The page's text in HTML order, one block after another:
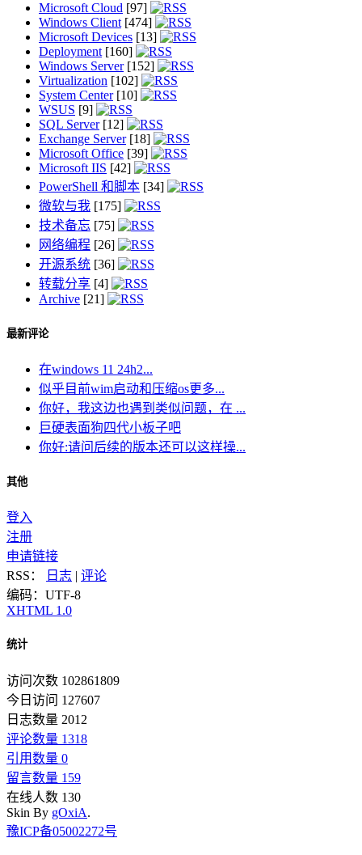
Microsoft Cloud [97]
Windows Client[474]
Microsoft Devices [13]
Deployment[160]
Windows Server[152]
Virtualization [102]
System Center[10]
WSUS [9]
SQL Server[12]
Exchange Server[18]
Microsoft Office [39]
Microsoft IIS [42]
PowerShell 和脚本 [34]
微软与我 [175]
技术备忘 [75]
网络编程 [26]
开源系统 [36]
转载分享 [4]
Archive [21]
最新评论
在windows 11 24h2...
似乎目前wim启动和压缩os更多...
你好，我这边也遇到类似问题，在 ...
巨硬表面狗四代小板子吧
你好:请问后续的版本还可以这样操...
其他
登入
注册
申请链接
RSS：
日志 | 评论
编码：UTF-8
XHTML 1.0
统计
访问次数 102861809
今日访问 127607
日志数量 2012
评论数量 1318
引用数量 0
留言数量 159
在线人数 130
Skin By gOxiA.
豫ICP备05002272号